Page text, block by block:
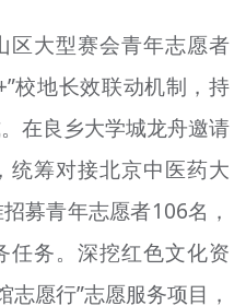
+
大型赛会青年志愿者
校地长效联动机制，持
在良乡大学城龙舟邀请
统筹对接北京中医药大
募青年志愿者106名，
任务。深挖红色文化资
志愿行”志愿服务项目，